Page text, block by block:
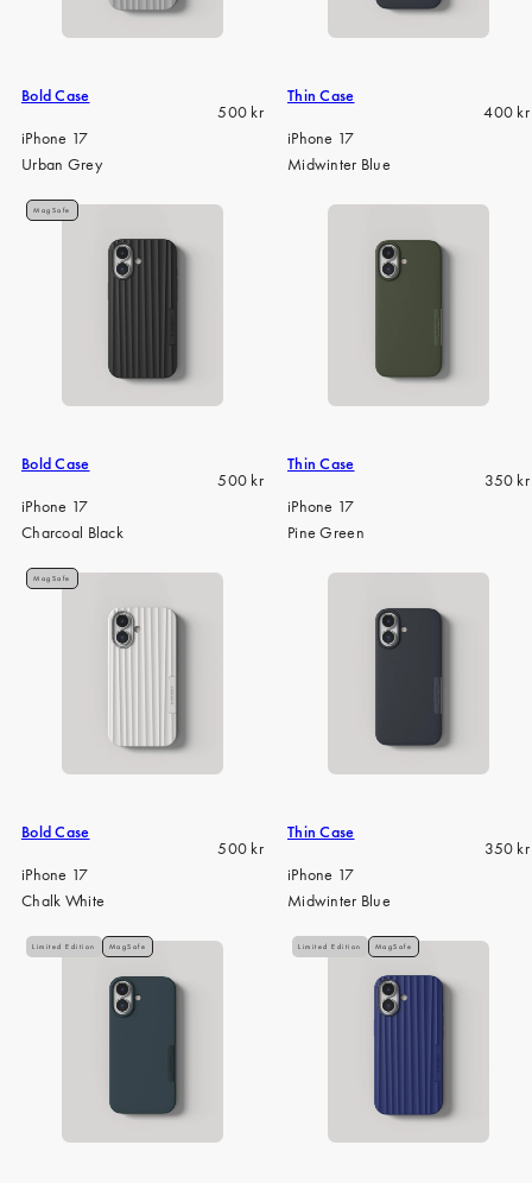
Bold Case
Regular
500 kr
iPhone 17
Urban Grey
Thin Case
400 kr
iPhone 17
Midwinter Blue
MagSafe
Bold Case
Regular
500 kr
iPhone 17
Charcoal Black
Thin Case
350 kr
iPhone 17
Pine Green
MagSafe
Bold Case
Regular
500 kr
iPhone 17
Chalk White
Thin Case
350 kr
iPhone 17
Midwinter Blue
Limited Edition MagSafe Limited Edition MagSafe